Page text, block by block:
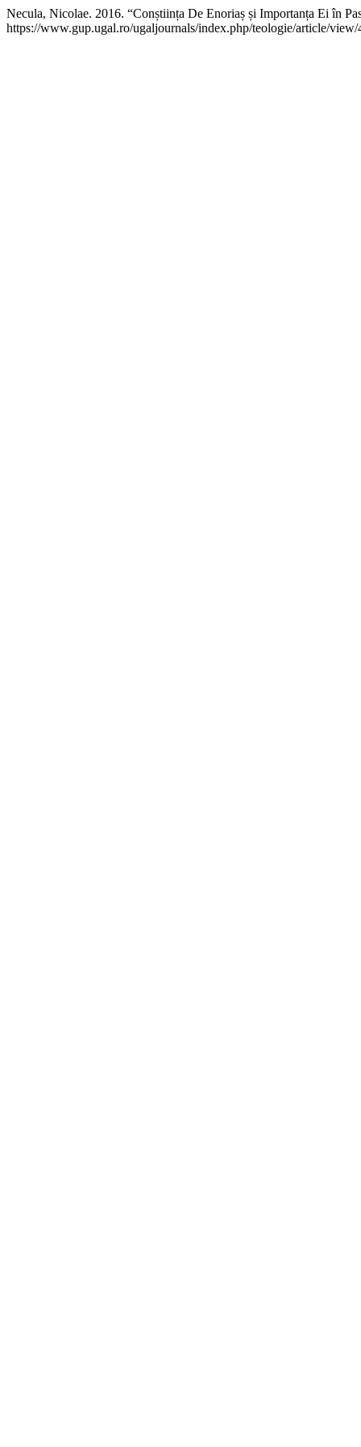
Necula, Nicolae. 2016. “Conștiința De Enoriaș și Importanța Ei în
https://www.gup.ugal.ro/ugaljournals/index.php/teologie/article/view/